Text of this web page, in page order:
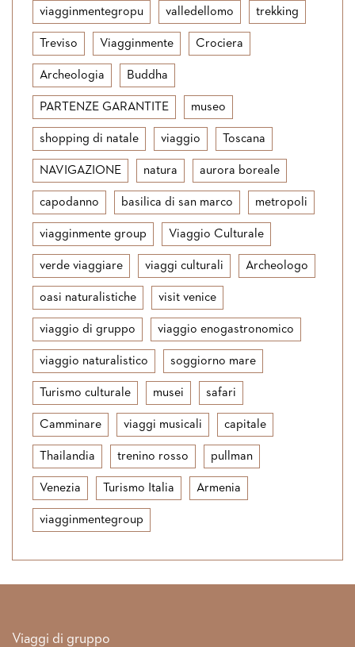
viagginmentegropu valledellomo trekking
Treviso Viagginmente Crociera
Archeologia Buddha
PARTENZE GARANTITE museo
shopping di natale viaggio Toscana
NAVIGAZIONE natura aurora boreale
capodanno basilica di san marco metropoli
viagginmente group Viaggio Culturale
verde viaggiare viaggi culturali Archeologo
oasi naturalistiche visit venice
viaggio di gruppo viaggio enogastronomico
viaggio naturalistico soggiorno mare
Turismo culturale musei safari
Camminare viaggi musicali capitale
Thailandia trenino rosso pullman
Venezia Turismo Italia Armenia
viagginmentegroup
Link rapidi
Viaggi di gruppo